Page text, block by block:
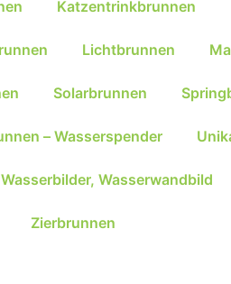
Katzentrinkbrunnen
Lichtbrunnen
Solarbrunnen
– Wasserspender
Wasserbilder, Wasserwandbild
Zierbrunnen